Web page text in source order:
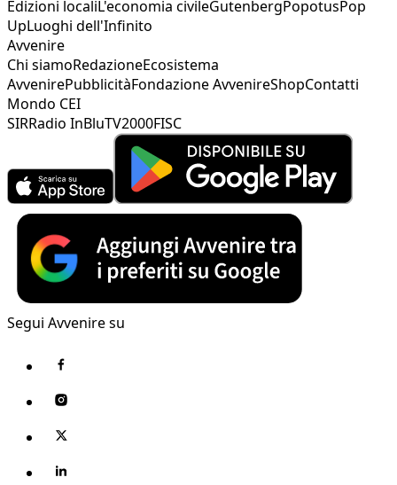
Edizioni localiL'economia civileGutenbergPopotusPop
UpLuoghi dell'Infinito
Avvenire
Chi siamoRedazioneEcosistema
AvvenirePubblicitàFondazione AvvenireShopContatti
Mondo CEI
SIRRadio InBluTV2000FISC
Segui Avvenire su